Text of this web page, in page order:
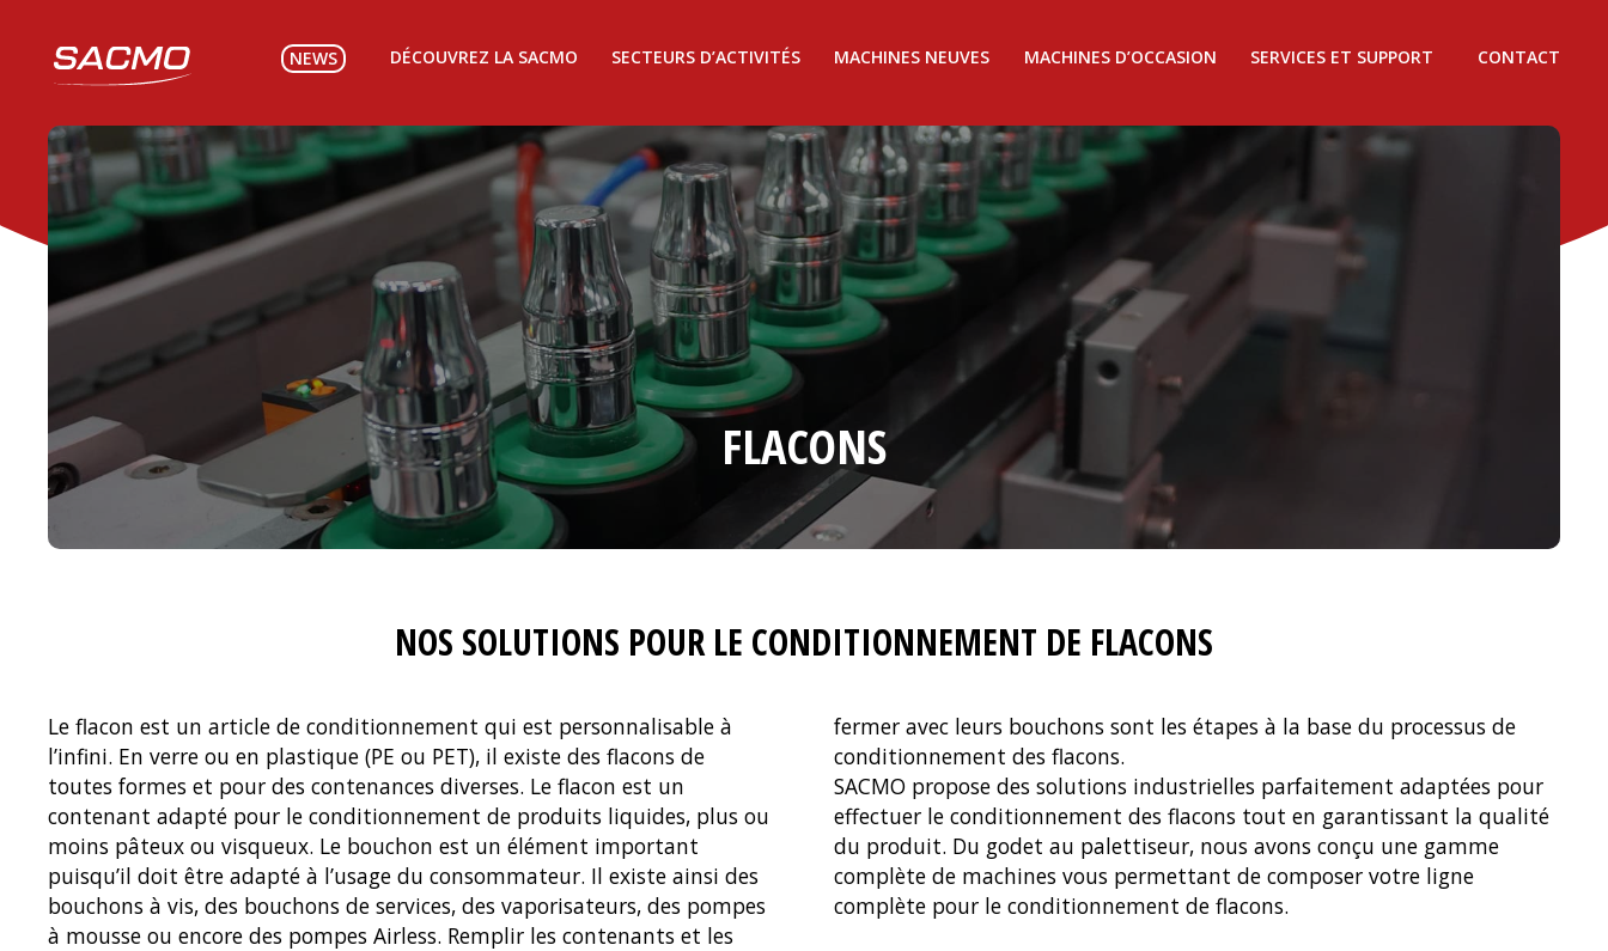
NEWS DÉCOUVREZ LA SACMO SECTEURS D’ACTIVITÉS MACHINES NEUVES MACHINES D’OCCASION SERVICES ET SUPPORT CONTACT
FLACONS
NOS SOLUTIONS POUR LE CONDITIONNEMENT DE FLACONS
Le flacon est un article de conditionnement qui est personnalisable à
l’infini. En verre ou en plastique (PE ou PET), il existe des flacons de
toutes formes et pour des contenances diverses. Le flacon est un
contenant adapté pour le conditionnement de produits liquides, plus ou
moins pâteux ou visqueux. Le bouchon est un élément important
puisqu’il doit être adapté à l’usage du consommateur. Il existe ainsi des
bouchons à vis, des bouchons de services, des vaporisateurs, des pompes
à mousse ou encore des pompes Airless. Remplir les contenants et les
fermer avec leurs bouchons sont les étapes à la base du processus de
conditionnement des flacons.
SACMO propose des solutions industrielles parfaitement adaptées pour
effectuer le conditionnement des flacons tout en garantissant la qualité
du produit. Du godet au palettiseur, nous avons conçu une gamme
complète de machines vous permettant de composer votre ligne
complète pour le conditionnement de flacons.